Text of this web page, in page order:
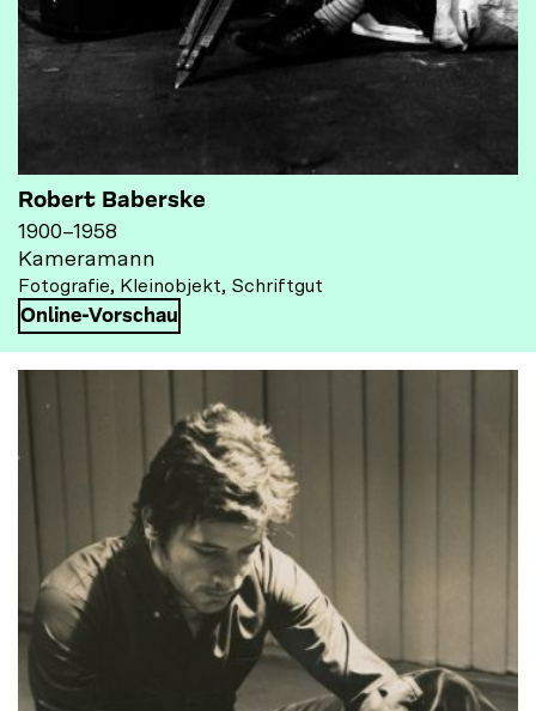
Robert Baberske
1900–1958
Kameramann
Fotografie, Kleinobjekt, Schriftgut
Online-Vorschau